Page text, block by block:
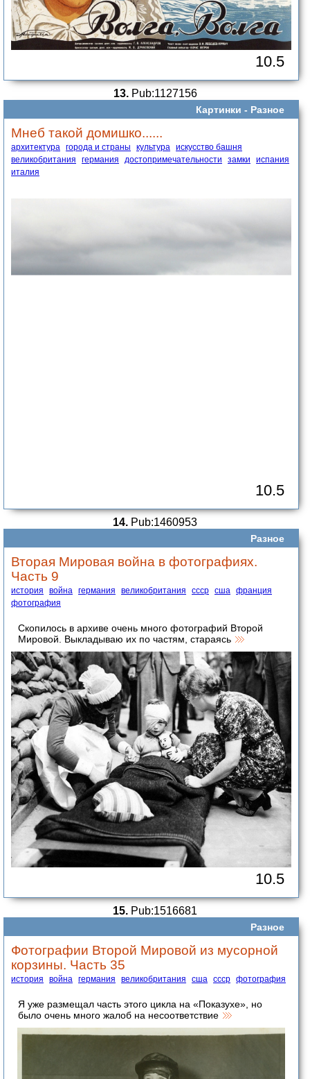
10.5
13.Pub:1127156
Картинки - Разное
Мнеб такой домишко......
архитектура города и страны культура
искусство башня
великобритания
германия достопримечательности замки
испания
италия
10.5
14. Pub:1460953
Разное
Вторая Мировая война в фотографиях.
Часть 9
история война германия великобритания ссср сша франция
фотография
Скопилось в архиве очень много фотографий Второй
Мировой. Выкладываю их по частям, стараясь
10.5
15. Pub:1516681
Разное
Фотографии Второй Мировой из мусорной
корзины. Часть 35
история война германия великобритания сша ссср фотография
Я уже размещал часть этого цикла на «Показухе», но
было очень много жалоб на несоответствие